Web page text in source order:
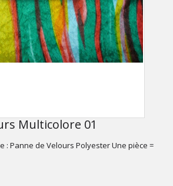
Multicolore 01
: Panne de Velours Polyester Une pièce =